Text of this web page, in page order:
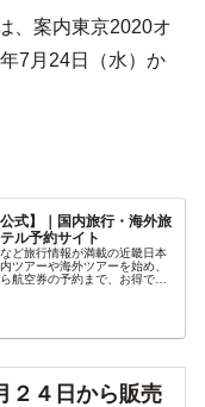
、案内東京2020オ
7月24日（水）か
式】｜国内旅行・海外旅
ル予約サイト
ど旅行情報が満載の近畿日本
ツアーや海外ツアーを始め、
航空券の予約まで、お得で便
２４日から販売